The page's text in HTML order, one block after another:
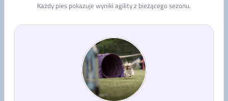
Każdy pies pokazuje wyniki agility z bieżącego sezonu.